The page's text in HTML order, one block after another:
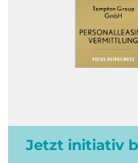
Jetzt initiativ